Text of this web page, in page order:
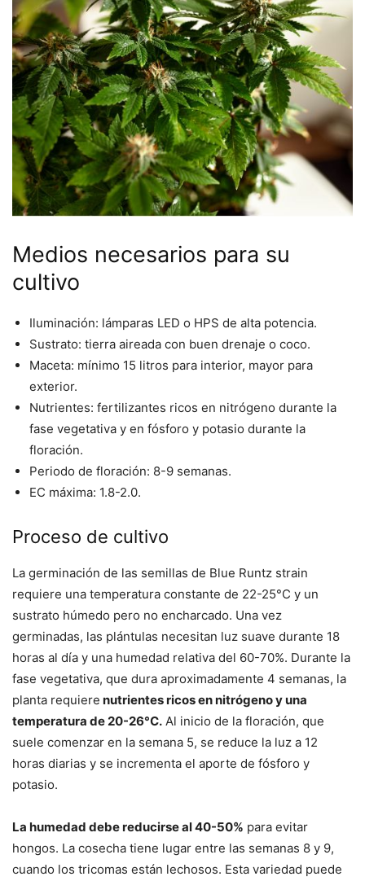
Medios necesarios para su
cultivo
Iluminación: lámparas LED o HPS de alta potencia.
Sustrato: tierra aireada con buen drenaje o coco.
Maceta: mínimo 15 litros para interior, mayor para
exterior.
Nutrientes: fertilizantes ricos en nitrógeno durante la
fase vegetativa y en fósforo y potasio durante la
floración.
Periodo de floración: 8-9 semanas.
EC máxima: 1.8-2.0.
Proceso de cultivo
La germinación de las semillas de Blue Runtz strain
requiere una temperatura constante de 22-25°C y un
sustrato húmedo pero no encharcado. Una vez
germinadas, las plántulas necesitan luz suave durante 18
horas al día y una humedad relativa del 60-70%. Durante la
fase vegetativa, que dura aproximadamente 4 semanas, la
planta requiere nutrientes ricos en nitrógeno y una
temperatura de 20-26°C. Al inicio de la floración, que
suele comenzar en la semana 5, se reduce la luz a 12
horas diarias y se incrementa el aporte de fósforo y
potasio.
La humedad debe reducirse al 40-50% para evitar
hongos. La cosecha tiene lugar entre las semanas 8 y 9,
cuando los tricomas están lechosos. Esta variedad puede